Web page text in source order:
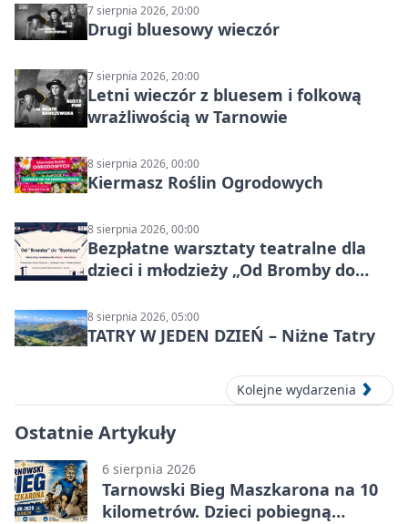
7 sierpnia 2026, 20:00
Drugi bluesowy wieczór
7 sierpnia 2026, 20:00
Letni wieczór z bluesem i folkową
wrażliwością w Tarnowie
8 sierpnia 2026, 00:00
Kiermasz Roślin Ogrodowych
8 sierpnia 2026, 00:00
Bezpłatne warsztaty teatralne dla
dzieci i młodzieży „Od Bromby do
8 sierpnia 2026, 05:00
TATRY W JEDEN DZIEŃ – Niżne Tatry
Kolejne wydarzenia
Ostatnie Artykuły
6 sierpnia 2026
Tarnowski Bieg Maszkarona na 10
kilometrów. Dzieci pobiegną